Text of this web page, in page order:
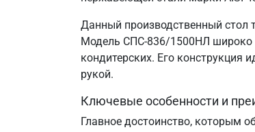
Данный производственный стол
Модель СПС-836/1500НЛ широко
кондитерских. Его конструкция
рукой.
Ключевые особенности и
Главное достоинство, которым